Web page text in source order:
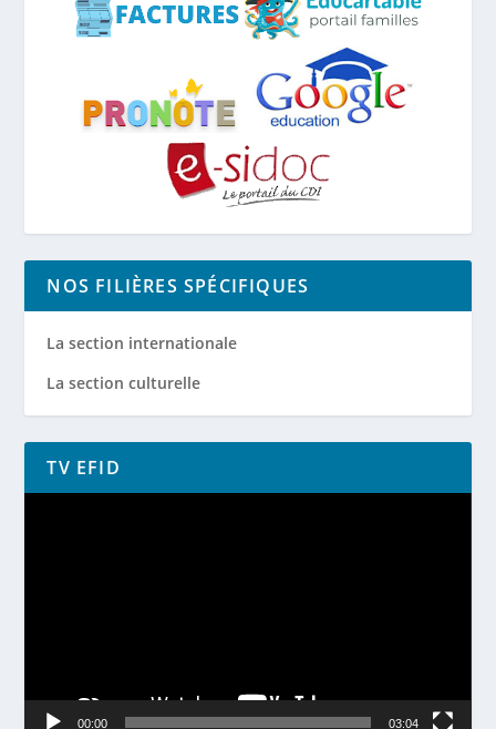
NOS FILIÈRES SPÉCIFIQUES
La section internationale
La section culturelle
TV EFID
Lecteur
00:00 03:04